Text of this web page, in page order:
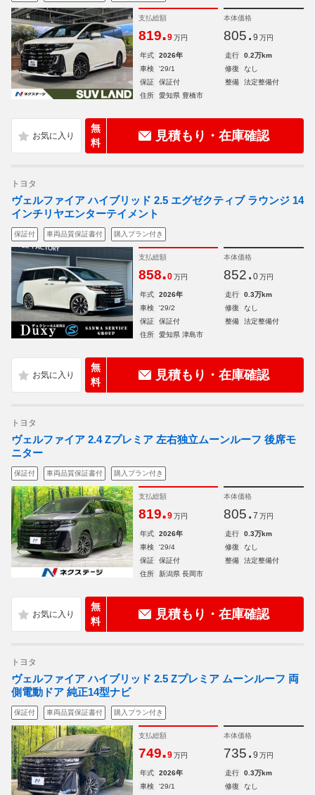
支払総額
819.9 万円
本体価格
805. 9 万円
年式 2026年 走行
0.2万km
車検
'29/1 修復
なし
保証
保証付 整備
法定整備付
住所
愛知県 豊橋市
無
料
見積もり・在庫確認
トヨタ
ヴェルファイア ハイブリッド 2.5 エグゼクティブ ラウンジ 14
インチリヤエンターテイメント
保証付 車両品質保証書付 購入プラン付き
支払総額
858.0 万円
本体価格
852. 0 万円
年式 2026年 走行
0.3万km
車検
'29/2 修復
なし
保証
保証付 整備
法定整備付
住所
愛知県 津島市
無
料
見積もり・在庫確認
トヨタ
ヴェルファイア 2.4 Zプレミア 左右独立ムーンルーフ 後席モ
ニター
保証付 車両品質保証書付 購入プラン付き
支払総額
819.9 万円
本体価格
805. 7 万円
年式 2026年 走行
0.3万km
車検
'29/4 修復
なし
保証
保証付 整備
法定整備付
住所
新潟県 長岡市
無
料
見積もり・在庫確認
トヨタ
ヴェルファイア ハイブリッド 2.5 Zプレミア ムーンルーフ 両
側電動ドア 純正14型ナビ
保証付 車両品質保証書付 購入プラン付き
支払総額
749.9 万円
本体価格
735. 9 万円
年式 2026年 走行
0.3万km
車検
'29/1 修復
なし